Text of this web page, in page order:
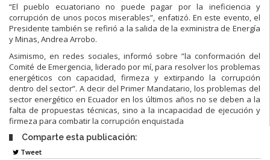
“El pueblo ecuatoriano no puede pagar por la ineficiencia y
corrupción de unos pocos miserables”, enfatizó. En este evento, el
Presidente también se refirió a la salida de la exministra de Energía
y Minas, Andrea Arrobo.
Asimismo, en redes sociales, informó sobre ”la conformación del
Comité de Emergencia, liderado por mí, para resolver los problemas
energéticos con capacidad, firmeza y extirpando la corrupción
dentro del sector”. A decir del Primer Mandatario, los problemas del
sector energético en Ecuador en los últimos años no se deben a la
falta de propuestas técnicas, sino a la incapacidad de ejecución y
firmeza para combatir la corrupción enquistada
Comparte esta publicación:
Tweet